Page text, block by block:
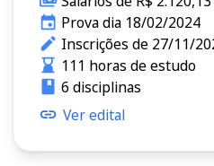
Prova dia 18/02/2024
Inscrições de 27/11/
111 horas de estudo
6 disciplinas
Ver edital